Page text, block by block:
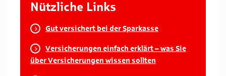
Nützliche Links
Gut versichert bei der Sparkasse
Versicherungen einfach erklärt – was Sie
über Versicherungen wissen sollten